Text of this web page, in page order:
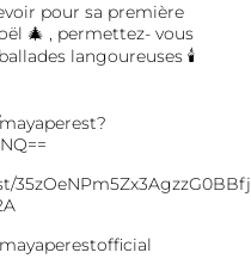
pour sa première
🎄 , permettez- vous
langoureuses 🕯